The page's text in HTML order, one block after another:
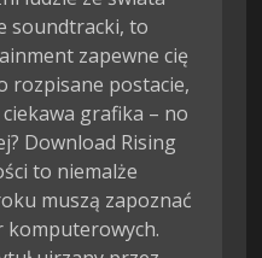
soundtracki, to
zapewne cię
rozpisane postacie,
grafika – no
Download Rising
to niemalże
muszą zapoznać
komputerowych.